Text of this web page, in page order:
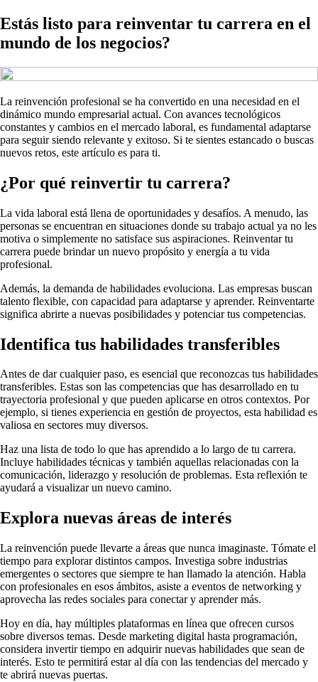
Estás listo para reinventar tu carrera en el
mundo de los negocios?
La reinvención profesional se ha convertido en una necesidad en el
dinámico mundo empresarial actual. Con avances tecnológicos
constantes y cambios en el mercado laboral, es fundamental adaptarse
para seguir siendo relevante y exitoso. Si te sientes estancado o buscas
nuevos retos, este artículo es para ti.
¿Por qué reinvertir tu carrera?
La vida laboral está llena de oportunidades y desafíos. A menudo, las
personas se encuentran en situaciones donde su trabajo actual ya no les
motiva o simplemente no satisface sus aspiraciones. Reinventar tu
carrera puede brindar un nuevo propósito y energía a tu vida
profesional.
Además, la demanda de habilidades evoluciona. Las empresas buscan
talento flexible, con capacidad para adaptarse y aprender. Reinventarte
significa abrirte a nuevas posibilidades y potenciar tus competencias.
Identifica tus habilidades transferibles
Antes de dar cualquier paso, es esencial que reconozcas tus habilidades
transferibles. Estas son las competencias que has desarrollado en tu
trayectoria profesional y que pueden aplicarse en otros contextos. Por
ejemplo, si tienes experiencia en gestión de proyectos, esta habilidad es
valiosa en sectores muy diversos.
Haz una lista de todo lo que has aprendido a lo largo de tu carrera.
Incluye habilidades técnicas y también aquellas relacionadas con la
comunicación, liderazgo y resolución de problemas. Esta reflexión te
ayudará a visualizar un nuevo camino.
Explora nuevas áreas de interés
La reinvención puede llevarte a áreas que nunca imaginaste. Tómate el
tiempo para explorar distintos campos. Investiga sobre industrias
emergentes o sectores que siempre te han llamado la atención. Habla
con profesionales en esos ámbitos, asiste a eventos de networking y
aprovecha las redes sociales para conectar y aprender más.
Hoy en día, hay múltiples plataformas en línea que ofrecen cursos
sobre diversos temas. Desde marketing digital hasta programación,
considera invertir tiempo en adquirir nuevas habilidades que sean de
interés. Esto te permitirá estar al día con las tendencias del mercado y
te abrirá nuevas puertas.